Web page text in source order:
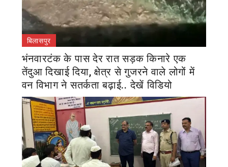
बिलासपुर
भंनवारटंक के पास देर रात सड़क किनारे एक
तेंदुआ दिखाई दिया, क्षेत्र से गुजरने वाले लोगों में
वन विभाग ने सतर्कता बढ़ाई.. देखें विडियो